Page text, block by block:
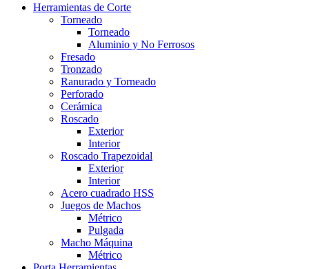
Herramientas de Corte
Torneado
Torneado
Aluminio y No Ferrosos
Fresado
Tronzado
Ranurado y Torneado
Perforado
Cerámica
Roscado
Exterior
Interior
Roscado Trapezoidal
Exterior
Interior
Acero cuadrado HSS
Juegos de Machos
Métrico
Pulgada
Macho Máquina
Métrico